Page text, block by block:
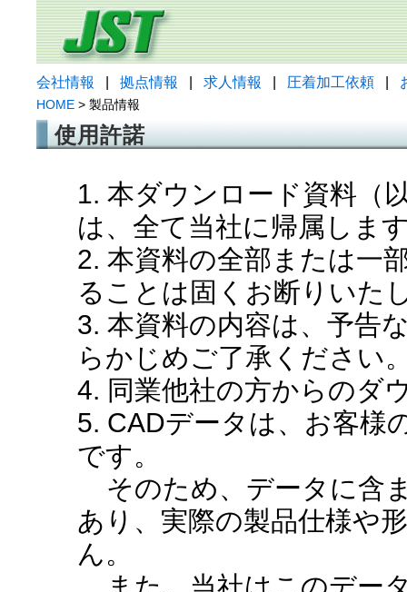
会社情報 拠点情報 求人情報 圧着加工依頼
HOME > 製品情報
使用許諾
1. 本ダウンロード資料（
は、全て当社に帰属しま
2. 本資料の全部または一
ることは固くお断りいた
3. 本資料の内容は、予告
らかじめご了承ください
4. 同業他社の方からのダ
5. CADデータは、お客様
です。
そのため、データに含
あり、実際の製品仕様や
ん。